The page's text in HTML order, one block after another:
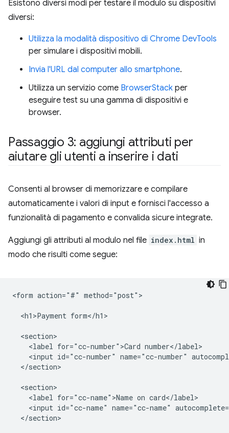
Esistono diversi modi per testare il modulo su dispositivi
diversi:
Utilizza la modalità dispositivo di Chrome DevTools
per simulare i dispositivi mobili.
Invia l'URL dal computer allo smartphone.
Utilizza un servizio come BrowserStack per
eseguire test su una gamma di dispositivi e
browser.
Passaggio 3: aggiungi attributi per
aiutare gli utenti a inserire i dati
Consenti al browser di memorizzare e compilare
automaticamente i valori di input e fornisci l'accesso a
funzionalità di pagamento e convalida sicure integrate.
Aggiungi gli attributi al modulo nel file index.html in
modo che risulti come segue:
<form action="#" method="post">
  <h1>Payment form</h1>
  <section>
    <label for="cc-number">Card number</label>
<input id="cc-number" name="cc-number"
  </section>
  <section>
    <label for="cc-name">Name on card</label>
<input id="cc-name" name="cc-name"
  </section>